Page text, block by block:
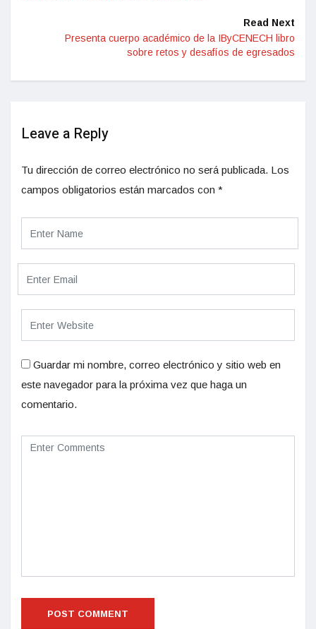
Read Next
Presenta cuerpo académico de la IByCENECH libro
sobre retos y desafíos de egresados
Leave a Reply
Tu dirección de correo electrónico no será publicada. Los
campos obligatorios están marcados con *
Guardar mi nombre, correo electrónico y sitio web en
este navegador para la próxima vez que haga un
comentario.